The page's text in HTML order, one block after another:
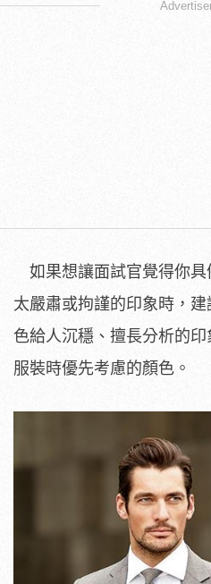
如果想讓面試官覺得你具
太嚴肅或拘謹的印象時，
色給人沉穩、擅長分析的
服裝時優先考慮的顏色。